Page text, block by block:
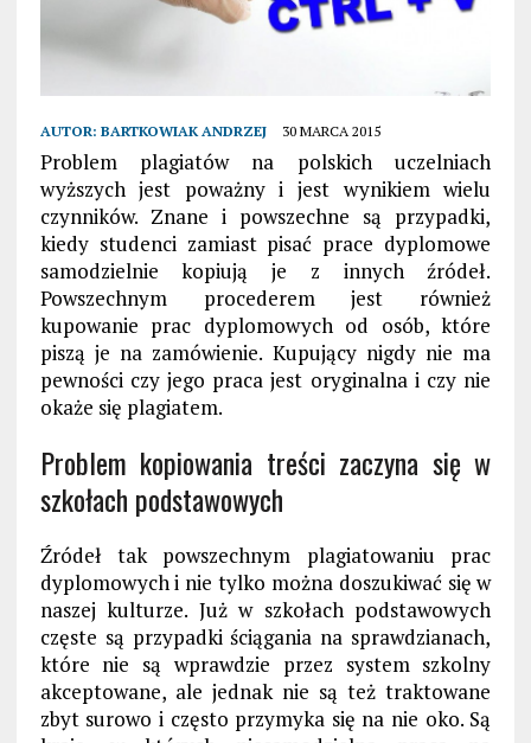
AUTOR: BARTKOWIAK ANDRZEJ 30 MARCA 2015
Problem plagiatów na polskich uczelniach
wyższych jest poważny i jest wynikiem wielu
czynników. Znane i powszechne są przypadki,
kiedy studenci zamiast pisać prace dyplomowe
samodzielnie kopiują je z innych źródeł.
Powszechnym procederem jest również
kupowanie prac dyplomowych od osób, które
piszą je na zamówienie. Kupujący nigdy nie ma
pewności czy jego praca jest oryginalna i czy nie
okaże się plagiatem.
Problem kopiowania treści zaczyna się w
szkołach podstawowych
Źródeł tak powszechnym plagiatowaniu prac
dyplomowych i nie tylko można doszukiwać się w
naszej kulturze. Już w szkołach podstawowych
częste są przypadki ściągania na sprawdzianach,
które nie są wprawdzie przez system szkolny
akceptowane, ale jednak nie są też traktowane
zbyt surowo i często przymyka się na nie oko. Są